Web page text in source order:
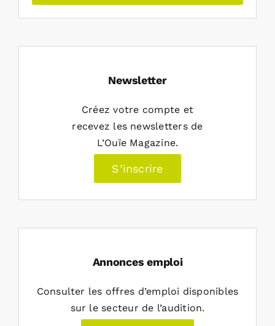
Newsletter
Créez votre compte et
recevez les newsletters de
L’Ouïe Magazine.
S’inscrire
Annonces emploi
Consulter les offres d’emploi disponibles
sur le secteur de l’audition.